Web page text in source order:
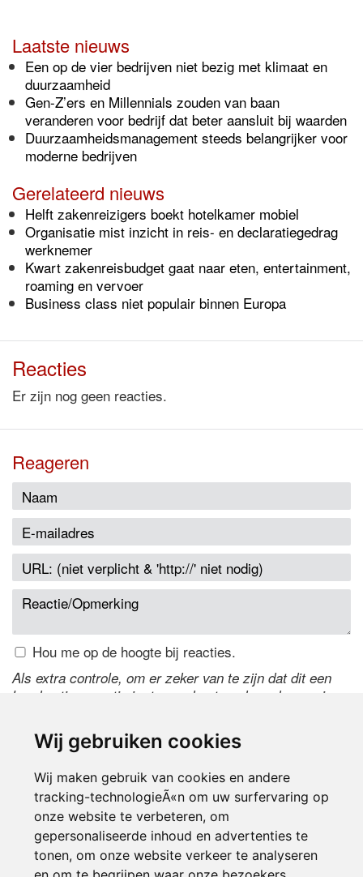
Wij gebruiken cookies
Wij maken gebruik van cookies en andere
tracking-technologieÃ«n om uw surfervaring op
onze website te verbeteren, om
gepersonaliseerde inhoud en advertenties te
tonen, om onze website verkeer te analyseren
Laatste nieuws
Een op de vier bedrijven niet bezig met klimaat en
duurzaamheid
Gen-Z’ers en Millennials zouden van baan
veranderen voor bedrijf dat beter aansluit bij waarden
Duurzaamheidsmanagement steeds belangrijker voor
moderne bedrijven
Gerelateerd nieuws
Helft zakenreizigers boekt hotelkamer mobiel
Organisatie mist inzicht in reis- en declaratiegedrag
werknemer
Kwart zakenreisbudget gaat naar eten, entertainment,
roaming en vervoer
Business class niet populair binnen Europa
Reacties
Er zijn nog geen reacties.
Reageren
Hou me op de hoogte bij reacties.
Als extra controle, om er zeker van te zijn dat dit een
handmatige reactie is, typ onderstaande code over in
de code te wijzigen.